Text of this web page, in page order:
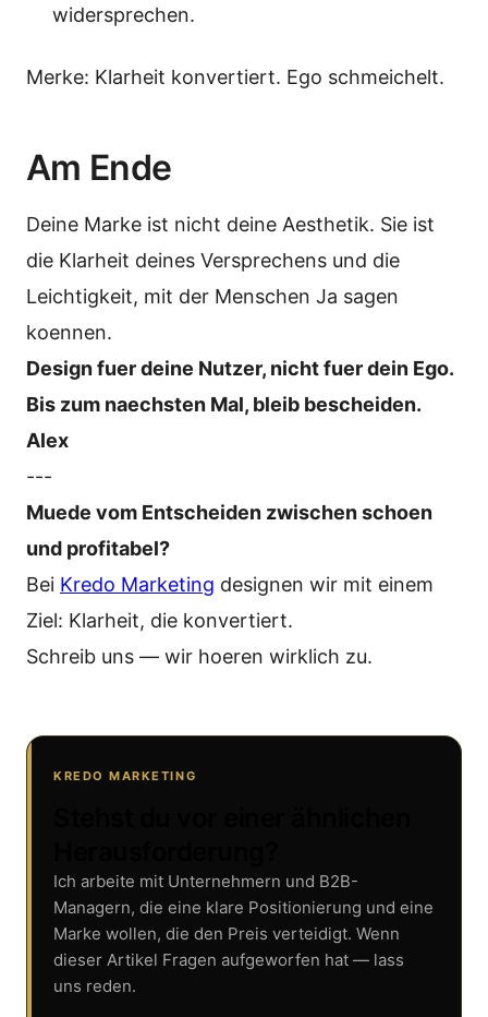
widersprechen.
Merke: Klarheit konvertiert. Ego schmeichelt.
Am Ende
Deine Marke ist nicht deine Aesthetik. Sie ist
die Klarheit deines Versprechens und die
Leichtigkeit, mit der Menschen Ja sagen
koennen.
Design fuer deine Nutzer, nicht fuer dein Ego.
Bis zum naechsten Mal, bleib bescheiden.
Alex
---
Muede vom Entscheiden zwischen schoen
und profitabel?
Bei Kredo Marketing designen wir mit einem
Ziel: Klarheit, die konvertiert.
Schreib uns — wir hoeren wirklich zu.
KREDO MARKETING
Ich arbeite mit Unternehmern und B2B-
Managern, die eine klare Positionierung und eine
Marke wollen, die den Preis verteidigt. Wenn
dieser Artikel Fragen aufgeworfen hat — lass
uns reden.